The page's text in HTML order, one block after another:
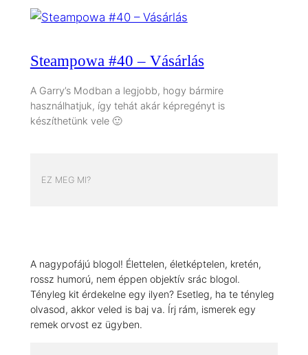
Steampowa #40 – Vásárlás
A Garry’s Modban a legjobb, hogy bármire
használhatjuk, így tehát akár képregényt is
készíthetünk vele 🙂
EZ MEG MI?
A nagypofájú blogol! Élettelen, életképtelen, kretén,
rossz humorú, nem éppen objektív srác blogol.
Tényleg kit érdekelne egy ilyen? Esetleg, ha te tényleg
olvasod, akkor veled is baj va. Írj rám, ismerek egy
remek orvost ez ügyben.